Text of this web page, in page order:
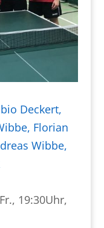
Deckert,
Florian
Wibbe,
19:30Uhr,